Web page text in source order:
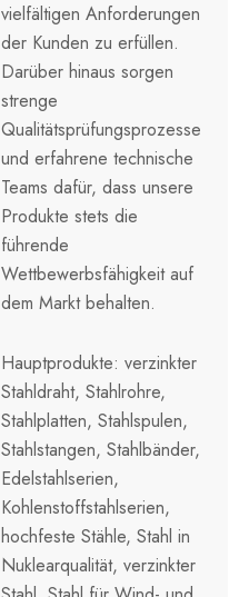
vielfältigen Anforderungen
der Kunden zu erfüllen.
Darüber hinaus sorgen
strenge
Qualitätsprüfungsprozesse
und erfahrene technische
Teams dafür, dass unsere
Produkte stets die
führende
Wettbewerbsfähigkeit auf
dem Markt behalten.
Hauptprodukte: verzinkter
Stahldraht, Stahlrohre,
Stahlplatten, Stahlspulen,
Stahlstangen, Stahlbänder,
Edelstahlserien,
Kohlenstoffstahlserien,
hochfeste Stähle, Stahl in
Nuklearqualität, verzinkter